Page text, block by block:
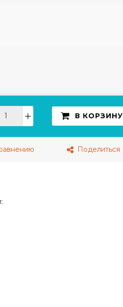
В КОРЗИНУ
Поделиться